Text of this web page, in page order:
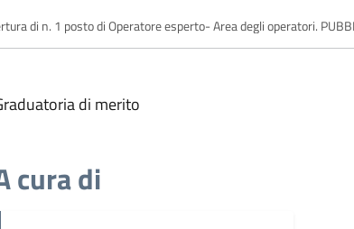
di n. 1 posto di Operatore esperto- Area degli operatori.
di merito
cura di